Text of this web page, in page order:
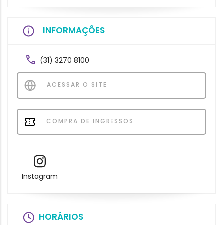
INFORMAÇÕES
(31) 3270 8100
ACESSAR O SITE
COMPRA DE INGRESSOS
Instagram
HORÁRIOS